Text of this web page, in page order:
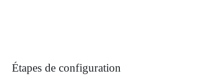
Étapes de configuration